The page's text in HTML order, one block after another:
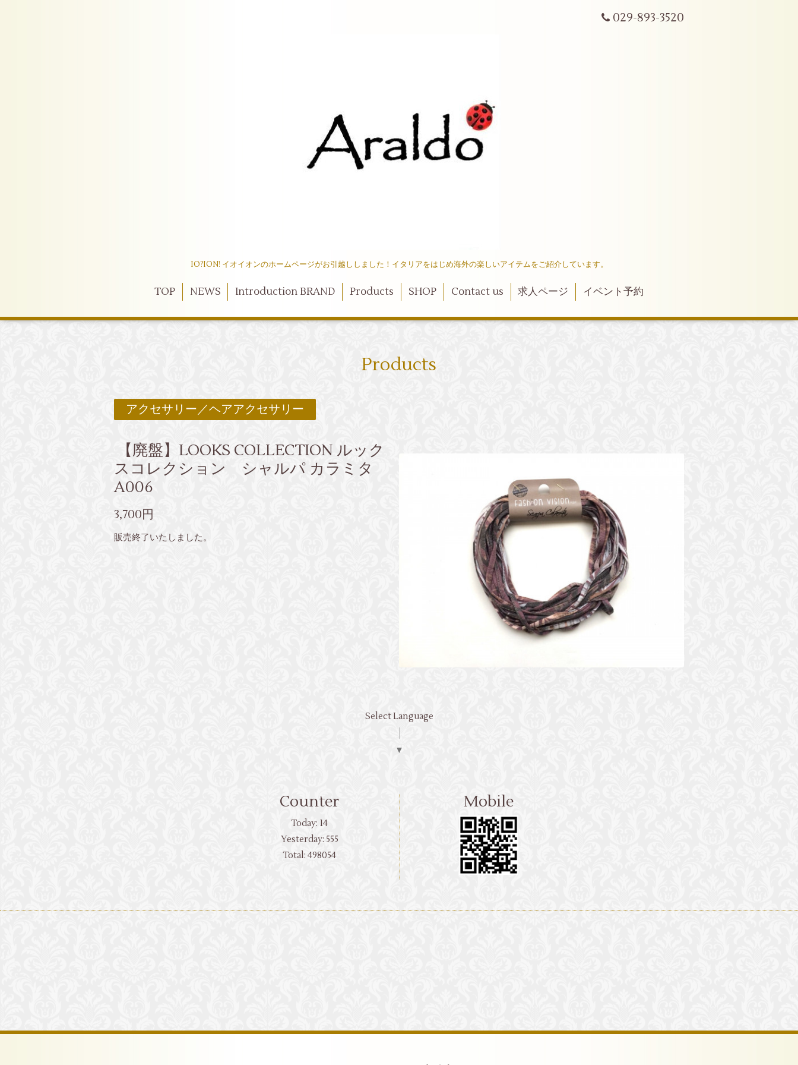
029-893-3520
IO?ION! イオイオンのホームページがお引越ししました！イタリアをはじめ海外の楽しいアイテムをご紹介しています。
TOP NEWS Introduction BRAND Products SHOP Contact us 求人ページ イベント予約
Products
アクセサリー／ヘアアクセサリー
【廃盤】LOOKS COLLECTION ルック
スコレクション シャルパ カラミタ
A006
3,700円
販売終了いたしました。
Select Language
▼
Counter
Today: 14
Yesterday: 555
Total:498054
Mobile